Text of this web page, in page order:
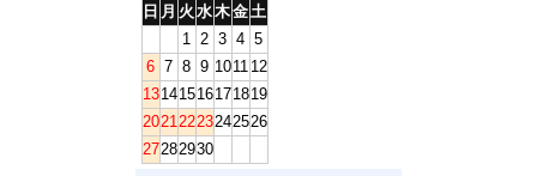
日 月 火 水木金 土
1
2 3 4 5
6 7 8 9 1011 12
13141516171819
2021 2223242526
27282930